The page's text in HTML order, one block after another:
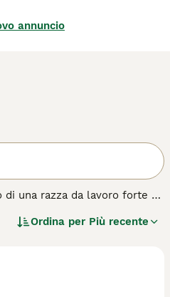
annuncio
una razza da lavoro forte e
per la loro natura
regolare e stimolazione
progettati per la caccia alla
Ordina per Più recente